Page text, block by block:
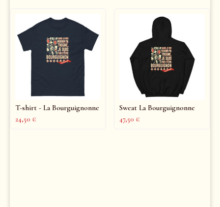
T-shirt - La Bourguignonne
24,50 €
Sweat La Bourguignonne
47,50 €